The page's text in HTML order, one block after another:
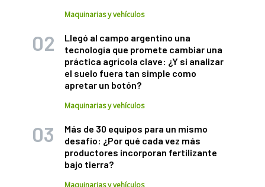
Maquinarias y vehículos
Llegó al campo argentino una
tecnología que promete cambiar una
práctica agrícola clave: ¿Y si analizar
el suelo fuera tan simple como
apretar un botón?
Maquinarias y vehículos
Más de 30 equipos para un mismo
desafío: ¿Por qué cada vez más
productores incorporan fertilizante
bajo tierra?
Maquinarias y vehículos